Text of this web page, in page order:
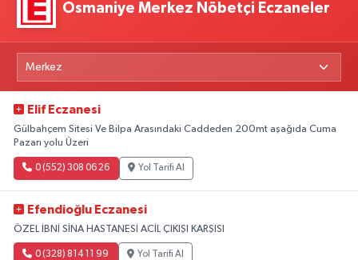
Osmaniye Merkez Nöbetçi Eczaneler
Elif Eczanesi
Gülbahçem Sitesi Ve Bilpa Arasındaki Caddeden 200mt aşağıda Cuma
Pazarı yolu Üzeri
0 (552) 308 06 26 Yol Tarifi Al
Efendioğlu Eczanesi
ÖZEL İBNİ SİNA HASTANESİ ACİL ÇIKIŞI KARŞISI
0 (328) 814 11 99 Yol Tarifi Al